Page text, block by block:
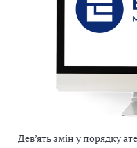
Дев’ять змін у порядку